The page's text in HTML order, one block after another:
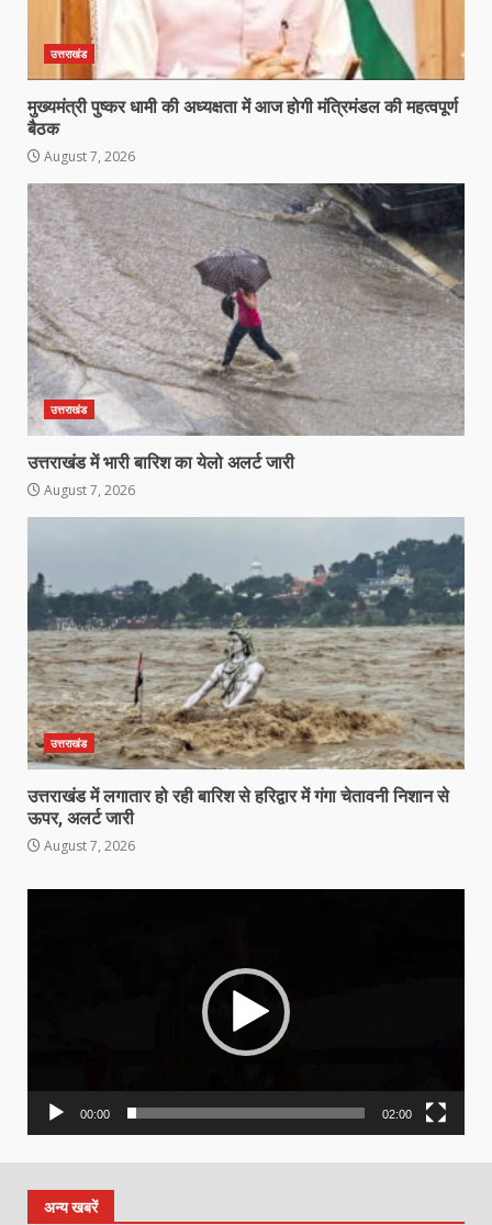
उत्तराखंड
मुख्यमंत्री पुष्कर धामी की अध्यक्षता में आज होगी मंत्रिमंडल की महत्वपूर्ण
बैठक
August 7, 2026
उत्तराखंड
उत्तराखंड में भारी बारिश का येलो अलर्ट जारी
August 7, 2026
उत्तराखंड
उत्तराखंड में लगातार हो रही बारिश से हरिद्वार में गंगा चेतावनी निशान से
ऊपर, अलर्ट जारी
August 7, 2026
00:00 02:00
अन्य खबरें